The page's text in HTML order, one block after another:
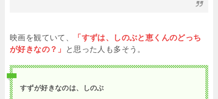
映画を観ていて、
「すずは、しのぶと恵くんのどっち
が好きなの？」
と思った人も多そう。
すずが好きなのは、しのぶ